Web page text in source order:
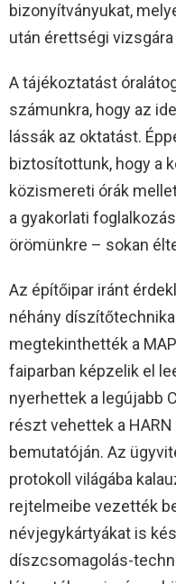
bizonyítványukat,
után érettségi
A tájékoztatást
számunkra, hogy az
lássák az oktatást.
biztosítottunk, hogy a
közismereti órák
a gyakorlati
örömünkre – sokan
Az építőipar iránt
néhány
megtekinthették a
faiparban képzelik el
nyerhettek a legújabb
részt vehettek a
bemutatóján. Az
protokoll világába
rejtelmeibe vezették
névjegykártyákat is
díszcsomagolás-